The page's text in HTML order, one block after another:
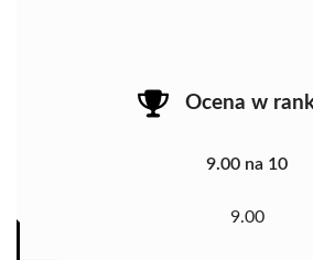
Ocena w
9.00 na 10
9.00